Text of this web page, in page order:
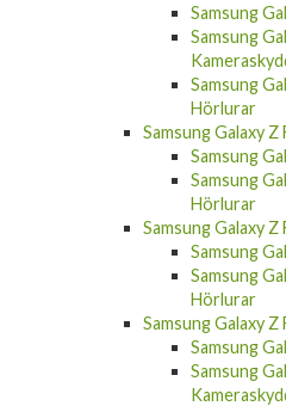
Samsung
Samsung
Samsung
Hörlurar
Samsung Galaxy Z
Samsung
Samsung
Hörlurar
Samsung Galaxy Z
Samsung
Samsung
Hörlurar
Samsung Galaxy Z
Samsung
Samsung